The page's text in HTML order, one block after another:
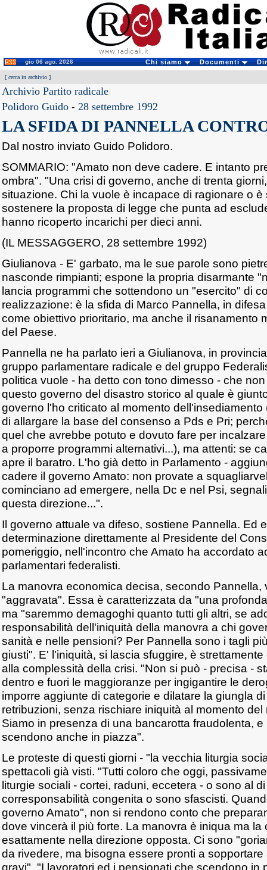
gio 06 ago. 2026 Chi siamo Documenti
[ cerca in archivio ]
Archivio Partito radicale
Polidoro Guido - 28 settembre 1992
LA SFIDA DI PANNELLA
Dal nostro inviato Guido Polidoro.
SOMMARIO: "Amato non deve cadere. E intanto
ombra". "Una crisi di governo, anche di trenta
situazione. Chi la vuole è incapace di ragionare o
sostenere la proposta di legge che punta ad
hanno ricoperto incarichi per dieci anni.
(IL MESSAGGERO, 28 settembre 1992)
Giulianova - E' garbato, ma le sue parole sono
nasconde rimpianti; espone la propria disarmante
lancia programmi che sottendono un "esercito" di
realizzazione: è la sfida di Marco Pannella, in
come obiettivo prioritario, ma anche il risanamento
del Paese.
Pannella ne ha parlato ieri a Giulianova, in
gruppo parlamentare radicale e del gruppo
politica vuole - ha detto con tono dimesso - che
questo governo del disastro storico al quale è
governo l'ho criticato al momento
di allargare la base del consenso a Pds e Pri;
quel che avrebbe potuto e dovuto fare per
a proporre programmi alternativi...), ma attenti: se
apre il baratro. L'ho già detto in Parlamento -
cadere il governo Amato: non provate a
cominciano ad emergere, nella Dc e nel Psi,
questa direzione...".
Il governo attuale va difeso, sostiene Pannella. Ed
determinazione direttamente al Presidente del
pomeriggio, nell'incontro che Amato ha accordato
parlamentari federalisti.
La manovra economica decisa, secondo Pannella,
"aggravata". Essa è caratterizzata da "una
ma "saremmo demagoghi quanto tutti gli altri, se
responsabilità dell'iniquità della manovra a chi
sanità e nelle pensioni? Per Pannella sono i tagli
giusti". E' l'iniquità, si lascia sfuggire, è
alla complessità della crisi. "Non si può - precisa -
dentro e fuori le maggioranze per ingigantire le
imporre aggiunte di categorie e dilatare la giungla
retribuzioni, senza rischiare iniquità al momento
Siamo in presenza di una bancarotta fraudolenta,
scendono anche in piazza".
Le proteste di questi giorni - "la vecchia liturgia
spettacoli già visti. "Tutti coloro che oggi,
liturgie sociali - cortei, raduni, eccetera - o sono al
corresponsabilità congenita o sono sfascisti.
governo Amato", non si rendono conto che
dove vincerà il più forte. La manovra è iniqua ma la
esattamente nella direzione opposta. Ci sono
da rivedere, ma bisogna essere pronti a
gravi". "I lavoratori ed i pensionati che scendono in